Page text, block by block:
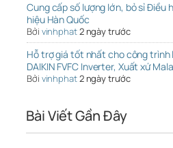
Cung cấp số lượng lớn, bỏ sỉ Điều
hiệu Hàn Quốc
Bởi vinhphat2 ngày trước
Hỗ trợ giá tốt nhất cho công trình
DAIKIN FVFC Inverter, Xuất xứ
Bởi vinhphat2 ngày trước
Bài Viết Gần Đây